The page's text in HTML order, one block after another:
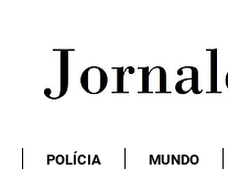
POLÍCIA MUNDO